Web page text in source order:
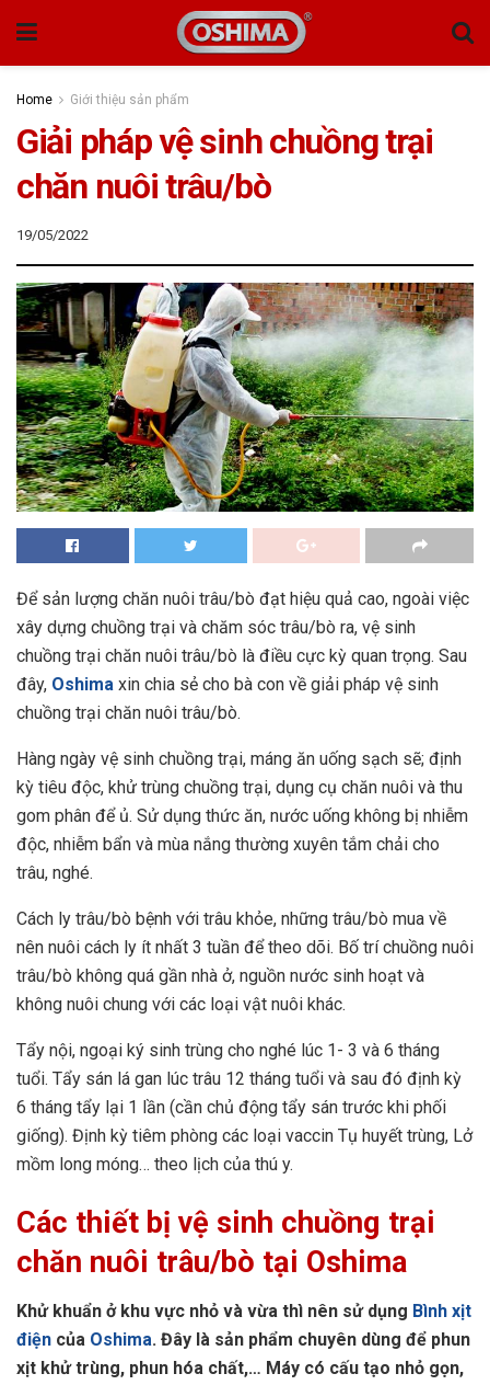
Home Giới thiệu sản phẩm
Giải pháp vệ sinh chuồng trại
chăn nuôi trâu/bò
19/05/2022
Để sản lượng chăn nuôi trâu/bò đạt hiệu quả cao, ngoài việc
xây dựng chuồng trại và chăm sóc trâu/bò ra, vệ sinh
chuồng trại chăn nuôi trâu/bò là điều cực kỳ quan trọng. Sau
đây, Oshima xin chia sẻ cho bà con về giải pháp vệ sinh
chuồng trại chăn nuôi trâu/bò.
Hàng ngày vệ sinh chuồng trại, máng ăn uống sạch sẽ; định
kỳ tiêu độc, khử trùng chuồng trại, dụng cụ chăn nuôi và thu
gom phân để ủ. Sử dụng thức ăn, nước uống không bị nhiễm
độc, nhiễm bẩn và mùa nắng thường xuyên tắm chải cho
trâu, nghé.
Cách ly trâu/bò bệnh với trâu khỏe, những trâu/bò mua về
nên nuôi cách ly ít nhất 3 tuần để theo dõi. Bố trí chuồng nuôi
trâu/bò không quá gần nhà ở, nguồn nước sinh hoạt và
không nuôi chung với các loại vật nuôi khác.
Tẩy nội, ngoại ký sinh trùng cho nghé lúc 1- 3 và 6 tháng
tuổi. Tẩy sán lá gan lúc trâu 12 tháng tuổi và sau đó định kỳ
6 tháng tẩy lại 1 lần (cần chủ động tẩy sán trước khi phối
giống). Định kỳ tiêm phòng các loại vaccin Tụ huyết trùng, Lở
mồm long móng… theo lịch của thú y.
Các thiết bị vệ sinh chuồng trại
chăn nuôi trâu/bò tại Oshima
Khử khuẩn ở khu vực nhỏ và vừa thì nên sử dụng Bình xịt
điện của Oshima. Đây là sản phẩm chuyên dùng để phun
xịt khử trùng, phun hóa chất,… Máy có cấu tạo nhỏ gọn,